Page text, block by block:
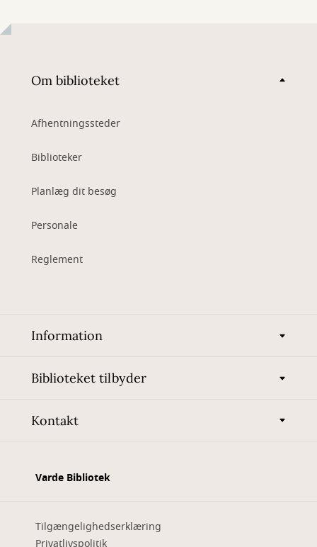
Om biblioteket
Afhentningssteder
Biblioteker
Planlæg dit besøg
Personale
Reglement
Information
Biblioteket tilbyder
Kontakt
Varde Bibliotek
Tilgængelighedserklæring
Privatlivspolitik